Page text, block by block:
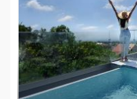
אנו מתחייבים להתאמה מלאה בין הפרסום למציאות, ובכן לרמת
ניקיון ותחזוקה בינלאומית שוטפת, כמו כן מתחייבים לחיטוי הסוויטה
בין האורחים. מבטיחים לכם את הטוב ביותר - Vacay Quality
כאן